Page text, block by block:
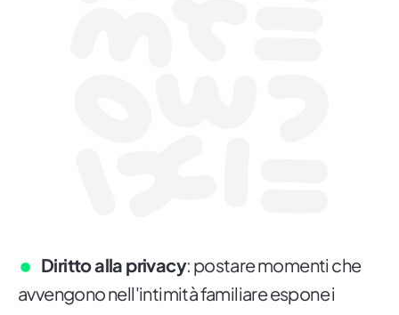
Diritto alla privacy: postare momenti che
avvengono nell'intimità familiare espone i